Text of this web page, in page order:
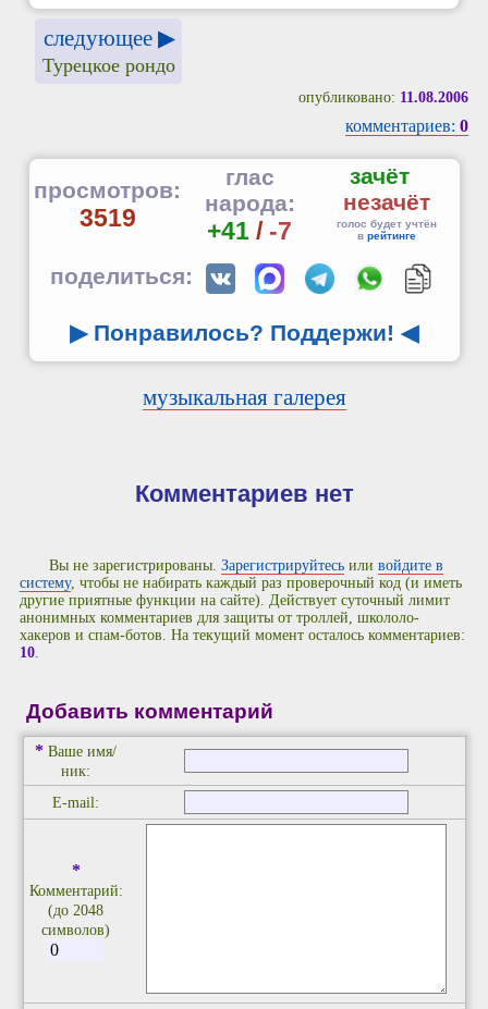
следующее ▶
Турецкое рондо
опубликовано: 11.08.2006
комментариев: 0
просмотров:
3519
глас
народа:
+41 / -7
зачёт
незачёт
голос будет учтён
в рейтинге
поделиться:
▶ Понравилось? Поддержи! ◀
музыкальная галерея
Комментариев нет
Вы не зарегистрированы.Зарегистрируйтесь иливойдите в
систему, чтобы не набирать каждый раз проверочный код (и иметь
другие приятные функции на сайте). Действует суточный лимит
анонимных комментариев для защиты от троллей, школоло-
хакеров и спам-ботов. На текущий момент осталось комментариев:
10.
Добавить комментарий
* Ваше имя/
ник:
E-mail:
*
Комментарий:
(до 2048
символов)